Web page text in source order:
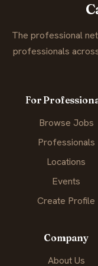
The professional
professionals
For
Browse Jobs
Professionals
Locations
Events
Create Profile
Company
About Us